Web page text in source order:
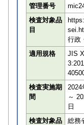
管理番号
検査対象品
目
行政
適用規格
JIS
検査実施期
間
2024
～
日
検査対象品
総務